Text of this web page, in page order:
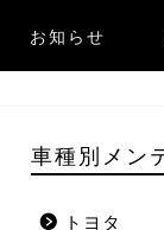
お知らせ
車種別メン
トヨタ